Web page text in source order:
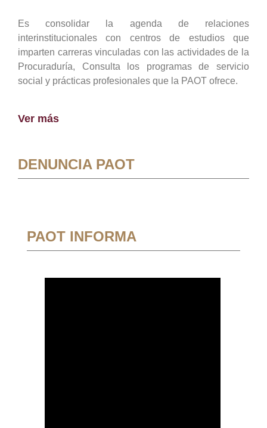
Es consolidar la agenda de relaciones
interinstitucionales con centros de estudios que
imparten carreras vinculadas con las actividades de la
Procuraduría, Consulta los programas de servicio
social y prácticas profesionales que la PAOT ofrece.
Ver más
DENUNCIA PAOT
PAOT INFORMA